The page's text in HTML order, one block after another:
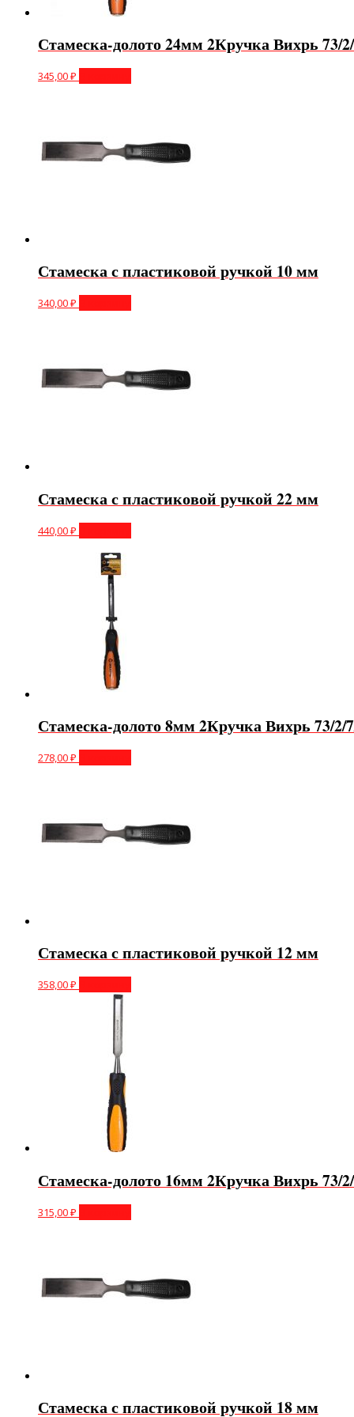
Стамеска-долото 24мм 2Кручка Вихрь 73/
345,00₽
Стамеска с пластиковой ручкой 10 мм
340,00₽
Стамеска с пластиковой ручкой 22 мм
440,00₽
Стамеска-долото 8мм 2Кручка Вихрь 73/2/
278,00₽
Стамеска с пластиковой ручкой 12 мм
358,00₽
Стамеска-долото 16мм 2Кручка Вихрь 73/
315,00₽
Стамеска с пластиковой ручкой 18 мм